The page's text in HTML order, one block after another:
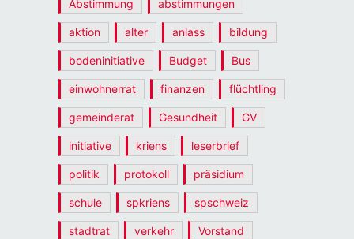
Abstimmung abstimmungen
aktion alter anlass bildung
bodeninitiative Budget Bus
einwohnerrat finanzen flüchtling
gemeinderat Gesundheit GV
initiative kriens leserbrief
politik protokoll präsidium
schule spkriens spschweiz
stadtrat verkehr Vorstand